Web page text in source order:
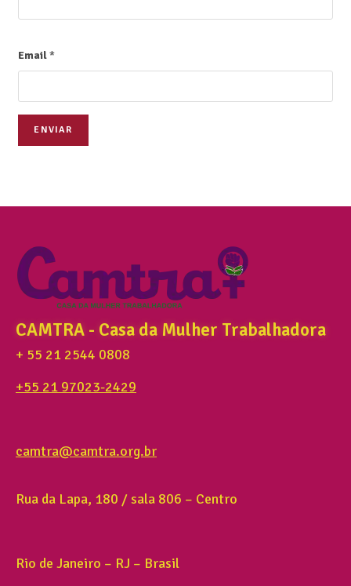
Email*
ENVIAR
CAMTRA - Casa da Mulher Trabalhadora
+ 55 21 2544 0808
+55 21 97023-2429
camtra@camtra.org.br
Rua da Lapa, 180 / sala 806 – Centro
Rio de Janeiro – RJ – Brasil